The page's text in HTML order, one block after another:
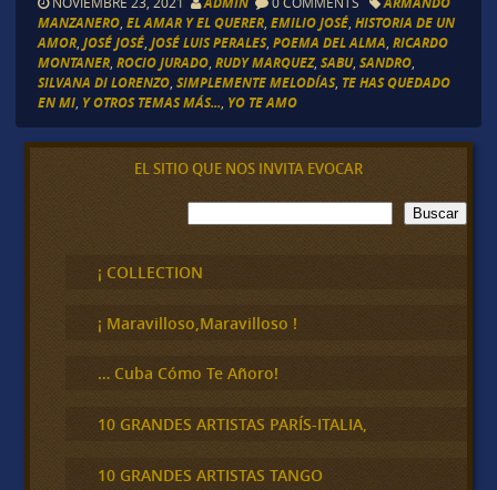
MANZANERO, EL AMAR Y EL QUERER, EMILIO JOSÉ, HISTORIA DE UN
AMOR, JOSÉ JOSÉ, JOSÉ LUIS PERALES, POEMA DEL ALMA RICARDO
MONTANER, ROCIO JURADO, RUDY MARQUEZ, SABU, SANDRO,
SILVANA DI LORENZO, SIMPLEMENTE MELODÍAS, TE HAS QUEDADO
EN MI, Y OTROS TEMAS MÁS... YO TE AMO
EL SITIO QUE NOS INVITA EVOCAR
B
u
c
a
Buscar
¡ COLLECTION
¡ Maravilloso,Maravilloso !
… Cuba Cómo Te Añoro!
10 GRANDES ARTISTAS PARÍS-ITALIA,
10 GRANDES ARTISTAS TANGO